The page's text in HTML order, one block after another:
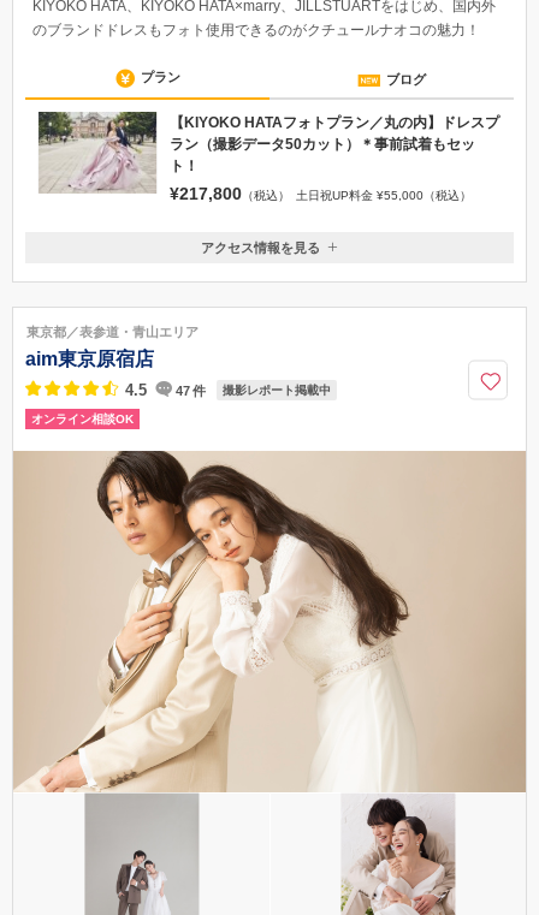
KIYOKO HATA、KIYOKO HATA×marry、JILLSTUARTをはじめ、国内外
のブランドドレスもフォト使用できるのがクチュールナオコの魅力！
プラン ブログ
【KIYOKO HATAフォトプラン／丸の内】ドレスプ
ラン（撮影データ50カット）＊事前試着もセッ
ト！
¥217,800 （税込） 土日祝UP料金 ¥55,000（税込）
東京都中央区銀座1-8-20
座一丁目」9番出口 徒歩3分
アクセス情報を見る
東京都／表参道・青山エリア
aim東京原宿店
4.5 47件 撮影レポート掲載中
オンライン相談OK